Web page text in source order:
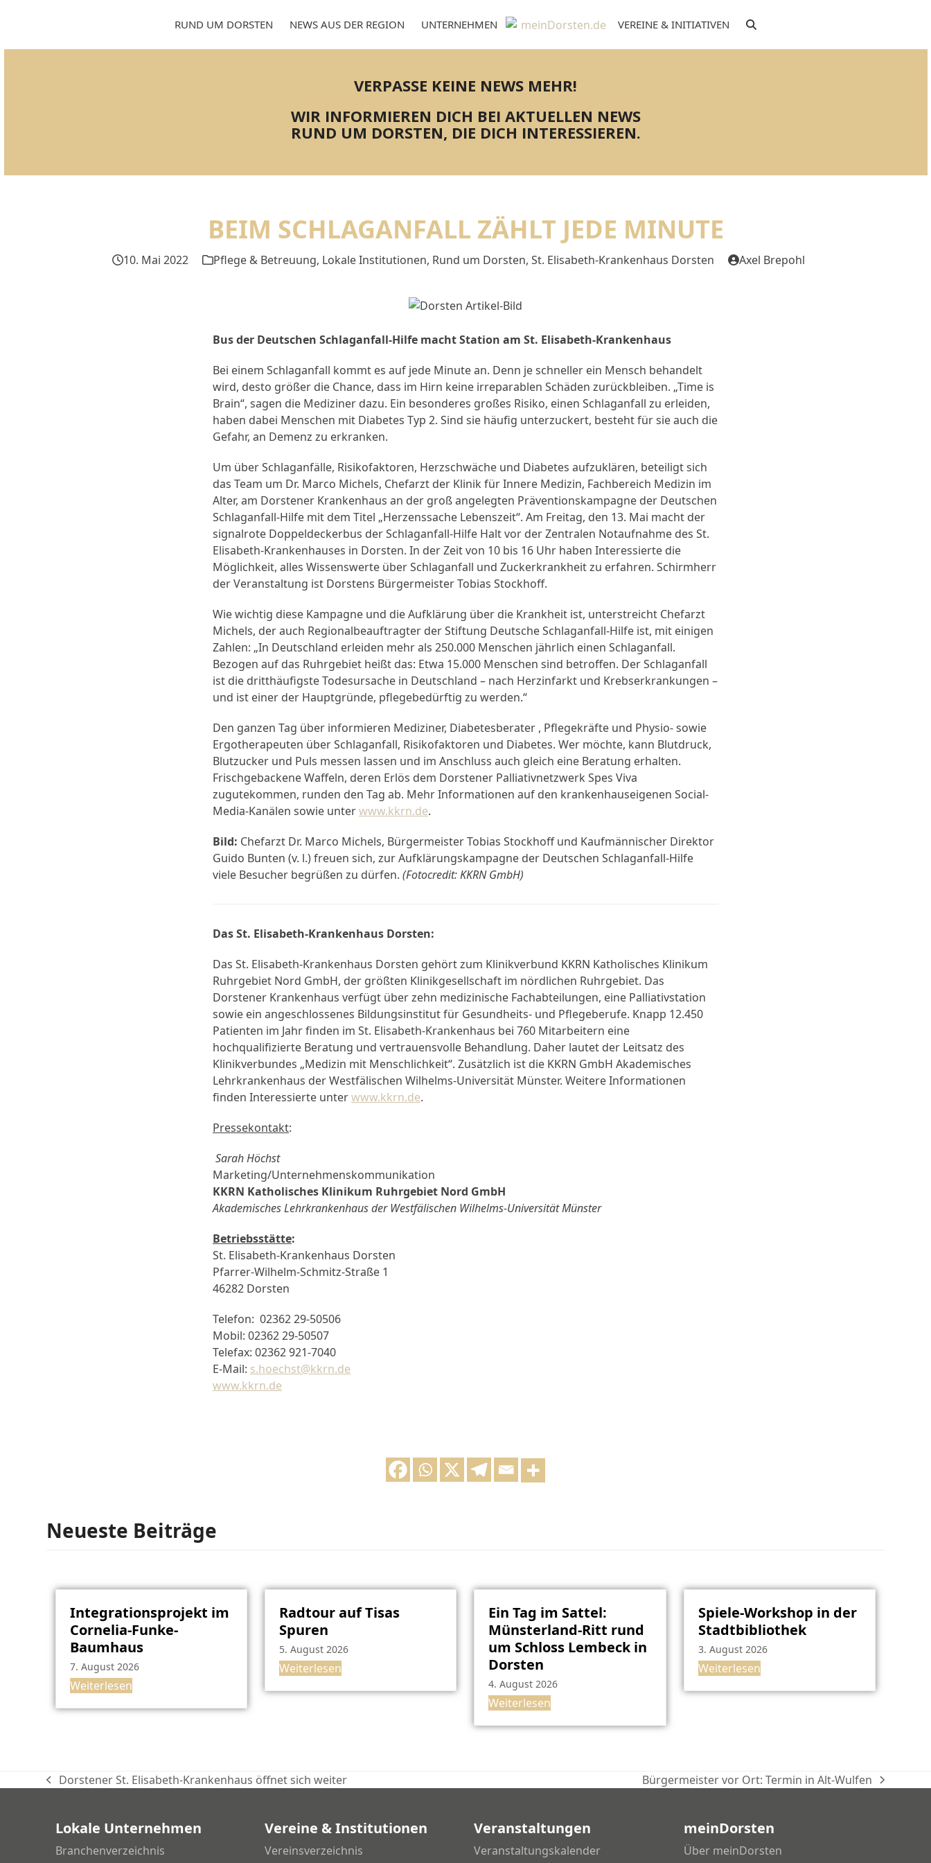
RUND UM DORSTEN NEWS AUS DER REGION UNTERNEHMEN VEREINE & INITIATIVEN
VERPASSE KEINE NEWS MEHR!
WIR INFORMIEREN DICH BEI AKTUELLEN NEWS
RUND UM DORSTEN, DIE DICH INTERESSIEREN.
BEIM SCHLAGANFALL ZÄHLT JEDE MINUTE
10. Mai 2022 Pflege & Betreuung, Lokale Institutionen, Rund um Dorsten, St. Elisabeth-Krankenhaus Dorsten Axel Brepohl
Bus der Deutschen Schlaganfall-Hilfe macht Station am St. Elisabeth-Krankenhaus
Bei einem Schlaganfall kommt es auf jede Minute an. Denn je schneller ein Mensch behandelt
wird, desto größer die Chance, dass im Hirn keine irreparablen Schäden zurückbleiben. „Time is
Brain“, sagen die Mediziner dazu. Ein besonderes großes Risiko, einen Schlaganfall zu erleiden,
haben dabei Menschen mit Diabetes Typ 2. Sind sie häufig unterzuckert, besteht für sie auch die
Gefahr, an Demenz zu erkranken.
Um über Schlaganfälle, Risikofaktoren, Herzschwäche und Diabetes aufzuklären, beteiligt sich
das Team um Dr. Marco Michels, Chefarzt der Klinik für Innere Medizin, Fachbereich Medizin im
Alter, am Dorstener Krankenhaus an der groß angelegten Präventionskampagne der Deutschen
Schlaganfall-Hilfe mit dem Titel „Herzenssache Lebenszeit“. Am Freitag, den 13. Mai macht der
signalrote Doppeldeckerbus der Schlaganfall-Hilfe Halt vor der Zentralen Notaufnahme des St.
Elisabeth-Krankenhauses in Dorsten. In der Zeit von 10 bis 16 Uhr haben Interessierte die
Möglichkeit, alles Wissenswerte über Schlaganfall und Zuckerkrankheit zu erfahren. Schirmherr
der Veranstaltung ist Dorstens Bürgermeister Tobias Stockhoff.
Wie wichtig diese Kampagne und die Aufklärung über die Krankheit ist, unterstreicht Chefarzt
Michels, der auch Regionalbeauftragter der Stiftung Deutsche Schlaganfall-Hilfe ist, mit einigen
Zahlen: „In Deutschland erleiden mehr als 250.000 Menschen jährlich einen Schlaganfall.
Bezogen auf das Ruhrgebiet heißt das: Etwa 15.000 Menschen sind betroffen. Der Schlaganfall
ist die dritthäufigste Todesursache in Deutschland – nach Herzinfarkt und Krebserkrankungen –
und ist einer der Hauptgründe, pflegebedürftig zu werden.“
Den ganzen Tag über informieren Mediziner, Diabetesberater , Pflegekräfte und Physio- sowie
Ergotherapeuten über Schlaganfall, Risikofaktoren und Diabetes. Wer möchte, kann Blutdruck,
Blutzucker und Puls messen lassen und im Anschluss auch gleich eine Beratung erhalten.
Frischgebackene Waffeln, deren Erlös dem Dorstener Palliativnetzwerk Spes Viva
zugutekommen, runden den Tag ab. Mehr Informationen auf den krankenhauseigenen Social-
Media-Kanälen sowie unterwww.kkrn.de.
Bild: Chefarzt Dr. Marco Michels, Bürgermeister Tobias Stockhoff und Kaufmännischer Direktor
Guido Bunten (v. l.) freuen sich, zur Aufklärungskampagne der Deutschen Schlaganfall-Hilfe
viele Besucher begrüßen zu dürfen. (Fotocredit: KKRN GmbH)
Das St. Elisabeth-Krankenhaus Dorsten:
Das St. Elisabeth-Krankenhaus Dorsten gehört zum Klinikverbund KKRN Katholisches Klinikum
Ruhrgebiet Nord GmbH, der größten Klinikgesellschaft im nördlichen Ruhrgebiet. Das
Dorstener Krankenhaus verfügt über zehn medizinische Fachabteilungen, eine Palliativstation
sowie ein angeschlossenes Bildungsinstitut für Gesundheits- und Pflegeberufe. Knapp 12.450
Patienten im Jahr finden im St. Elisabeth-Krankenhaus bei 760 Mitarbeitern eine
hochqualifizierte Beratung und vertrauensvolle Behandlung. Daher lautet der Leitsatz des
Klinikverbundes „Medizin mit Menschlichkeit“. Zusätzlich ist die KKRN GmbH Akademisches
Lehrkrankenhaus der Westfälischen Wilhelms-Universität Münster. Weitere Informationen
finden Interessierte unterwww.kkrn.de.
Pressekontakt:
Sarah Höchst
Marketing/Unternehmenskommunikation
KKRN Katholisches Klinikum Ruhrgebiet Nord GmbH
Akademisches Lehrkrankenhaus der Westfälischen Wilhelms-Universität Münster
Betriebsstätte:
St. Elisabeth-Krankenhaus Dorsten
Pfarrer-Wilhelm-Schmitz-Straße 1
46282 Dorsten
Telefon: 02362 29-50506
Mobil: 02362 29-50507
Telefax: 02362 921-7040
E-Mail: s.hoechst@kkrn.de
www.kkrn.de
Neueste Beiträge
Integrationsprojekt im
Cornelia-Funke-
Baumhaus
7. August 2026
Weiterlesen
Radtour auf Tisas
Spuren
5. August 2026
Weiterlesen
Ein Tag im Sattel:
Münsterland-Ritt rund
um Schloss Lembeck in
Dorsten
4. August 2026
Weiterlesen
Spiele-Workshop in der
Stadtbibliothek
3. August 2026
Weiterlesen
vorheriger
Dorstener St. Elisabeth-Krankenhaus öffnet sich weiter
Nächster
Bürgermeister vor Ort: Termin in Alt-Wulfen
Lokale Unternehmen
Branchenverzeichnis
Vereine & Institutionen
Vereinsverzeichnis
Veranstaltungen
Veranstaltungskalender
meinDorsten
Über meinDorsten